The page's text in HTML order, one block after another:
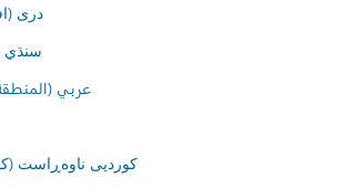
درى
سنڌي
عربي
کوردیی ناوەڕاست